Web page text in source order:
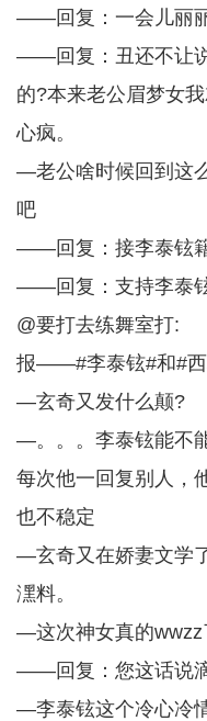
——回复：一会儿丽
——回复：丑还不让
的?本来老公眉梦女
心疯。
—老公啥时候回到这
吧
——回复：接李泰铉
——回复：支持李泰
@要打去练舞室打:
报——#李泰铉#和#西
—玄奇又发什么颠?
—。。。李泰铉能不
每次他一回复别人，
也不稳定
—玄奇又在娇妻文学
潶料。
—这次神女真的wwzz
——回复：您这话说
—李泰铉这个冷心冷